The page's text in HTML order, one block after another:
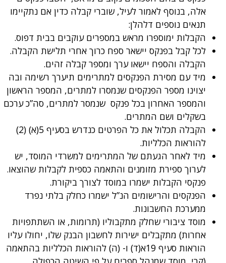
אלה, בנוסף לאמור לעיל, שוברי קבלה כדין אם נתקיימו
תנאים נוספים דלהלן:
הקבלות ימוספרו מראש במספרים עוקבים בבית דפוס.
לכל קבל בפנקס יישאר ספח כרוך אחרי תלישת הקבלה.
הקבלה והספח יישאו ערך ומספר קבלה זהים.
מיד עם מסירת הפנקסים למתרימים תיערך רשימה ובה
יצוינו מספר הפנקסים שנמסרו למתרים, המספר הראשון
והמספר האחרון בכל פנקס שנמסר למתרים, סה”כ ערכם
בשקלים ושם המתרים.
הקבלה תכלול את כל הפרטים כנדרש בסעיף 5(א) (2)
להוראות הכלליות.
מיד לאחר הגעתם של המתרימים למשרדי המוסד, יש
לערוך ספירת מזומנים והתאמה כספית לקבלות שהוצאו.
פנקסי הקבלות ישמרו במוסד לצורך ביקורת.
הפנקסים והרישומים הנ”ל ישמרו כחלק בלתי נפרד
ממערכת החשבונות.
מוסד ציבורי שחלק מתקבוליו (תרומות, או השתתפויות
אחרות) מתקבלים ישירות לחשבון הבנק שלו, יחולו עליו
הוראות סעיף 19א(ד) ו- (ה) להוראות הכלליות בהתאמה